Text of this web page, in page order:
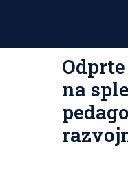
na